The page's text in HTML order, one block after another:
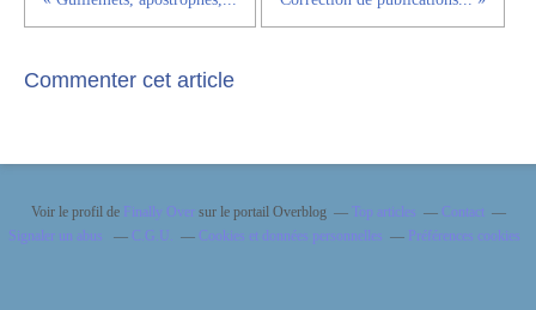
Commenter cet article
Voir le profil de Finally Oversur le portail Overblog Top articles
Contact
Signaler un abus
C.G.U. Cookies et données personnelles Préférences cookies